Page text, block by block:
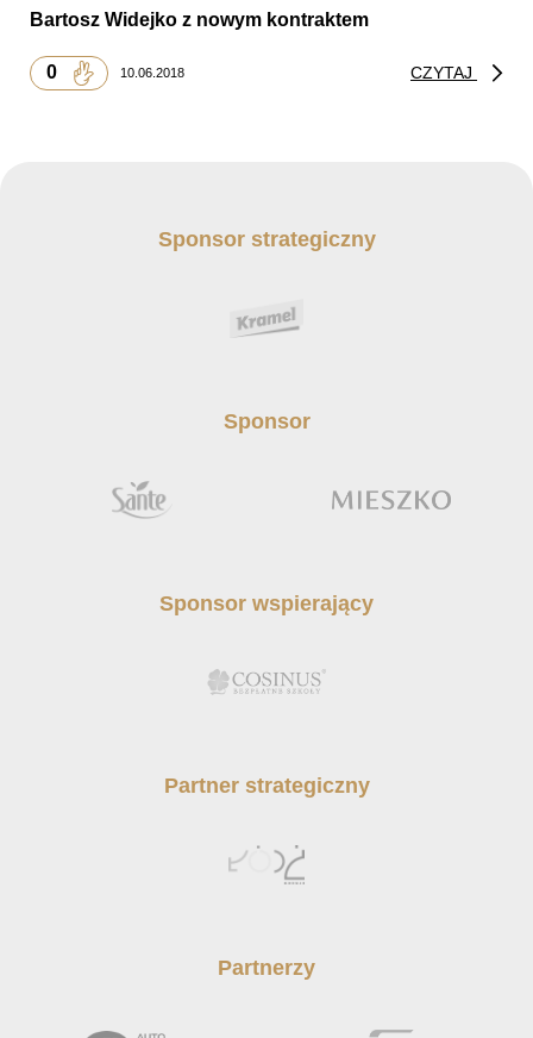
Bartosz Widejko z nowym kontraktem
0 10.06.2018 CZYTAJ
Sponsor strategiczny
Sponsor
Sponsor wspierający
Partner strategiczny
Partnerzy